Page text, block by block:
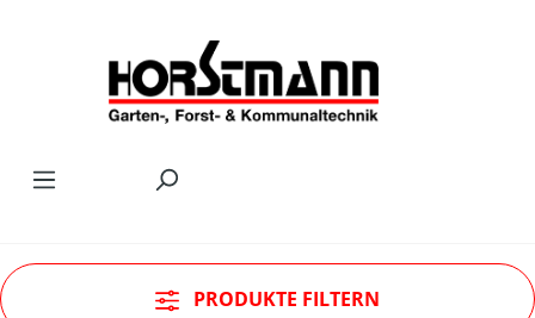
PRODUKTE FILTERN